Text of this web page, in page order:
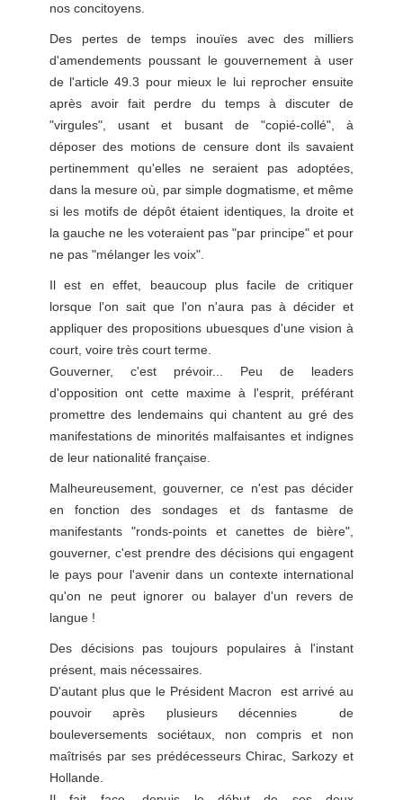
nos concitoyens.
Des pertes de temps inouïes avec des milliers
d'amendements poussant le gouvernement à user
de l'article 49.3 pour mieux le lui reprocher ensuite
après avoir fait perdre du temps à discuter de
"virgules", usant et busant de "copié-collé", à
déposer des motions de censure dont ils savaient
pertinemment qu'elles ne seraient pas adoptées,
dans la mesure où, par simple dogmatisme, et même
si les motifs de dépôt étaient identiques, la droite et
la gauche ne les voteraient pas "par principe" et pour
ne pas "mélanger les voix".
Il est en effet, beaucoup plus facile de critiquer
lorsque l'on sait que l'on n'aura pas à décider et
appliquer des propositions ubuesques d'une vision à
court, voire très court terme.
Gouverner, c'est prévoir... Peu de leaders
d'opposition ont cette maxime à l'esprit, préférant
promettre des lendemains qui chantent au gré des
manifestations de minorités malfaisantes et indignes
de leur nationalité française.
Malheureusement, gouverner, ce n'est pas décider
en fonction des sondages et ds fantasme de
manifestants "ronds-points et canettes de bière",
gouverner, c'est prendre des décisions qui engagent
le pays pour l'avenir dans un contexte international
qu'on ne peut ignorer ou balayer d'un revers de
langue !
Des décisions pas toujours populaires à l'instant
présent, mais nécessaires.
D'autant plus que le Président Macron est arrivé au
pouvoir après plusieurs décennies de
bouleversements sociétaux, non compris et non
maîtrisés par ses prédécesseurs Chirac, Sarkozy et
Hollande.